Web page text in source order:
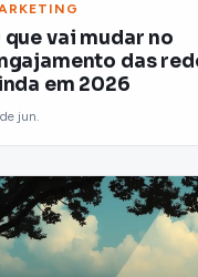
que vai mudar no
das
em 2026
jun.